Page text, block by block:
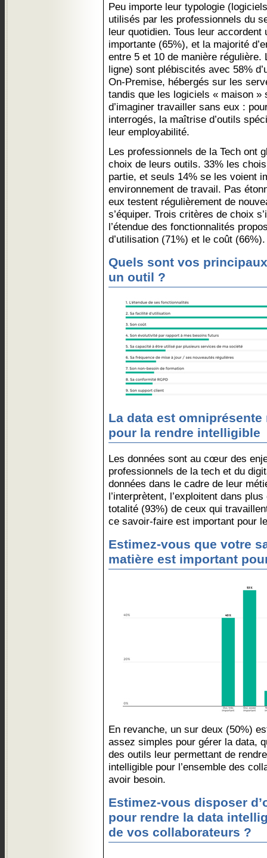
Peu importe leur typologie
utilisés par les professionnels du
leur quotidien. Tous leur
importante (65%), et la majorité
entre 5 et 10 de manière
ligne) sont plébiscités avec 58%
On-Premise, hébergés sur les
tandis que les logiciels « maison »
d’imaginer travailler sans eux :
interrogés, la maîtrise d’outils
leur employabilité.
Les professionnels de la Tech ont
choix de leurs outils. 33% les
partie, et seuls 14% se les voient
environnement de travail. Pas
eux testent régulièrement de
s’équiper. Trois critères de choix
l’étendue des fonctionnalités
d’utilisation (71%) et le coût (66%).
Quels sont vos
un outil ?
La data est omniprésente
pour la rendre intelligible
Les données sont au cœur des
professionnels de la tech et du
données dans le cadre de leur
l’interprètent, l’exploitent dans
totalité (93%) de ceux qui
ce savoir-faire est important pour
Estimez-vous que votre
matière est important
En revanche, un sur deux (50%)
assez simples pour gérer la data,
des outils leur permettant de
intelligible pour l’ensemble des
avoir besoin.
Estimez-vous disposer
pour rendre la data
de vos collaborateurs ?